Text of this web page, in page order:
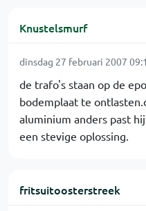
Knustelsmurf
dinsdag 27 februari 2007
de trafo's staan op de
bodemplaat te
aluminium anders past
een stevige oplossing.
fritsuitoosterstreek